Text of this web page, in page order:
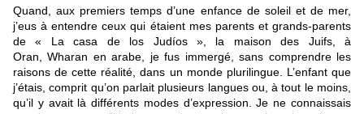
Quand, aux premiers temps d’une enfance de soleil et de mer,
j’eus à entendre ceux qui étaient mes parents et grands-parents
de « La casa de los Judíos », la maison des Juifs, à
Oran, Wharan en arabe, je fus immergé, sans comprendre les
raisons de cette réalité, dans un monde plurilingue. L’enfant que
j’étais, comprit qu’on parlait plusieurs langues ou, à tout le moins,
qu’il y avait là différents modes d’expression. Je ne connaissais